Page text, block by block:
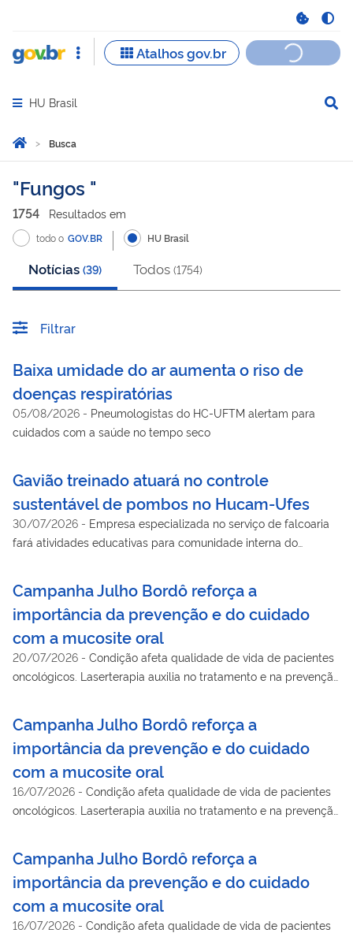
Abrir menu principal de navegação
HU Brasil
Você está aqui:
Página Inicial
Busca
Busca
Fungos
1754 Resultados em
todo o GOV.BR HU Brasil
Notícias (39) Todos (1754)
Filtrar
Baixa umidade do ar aumenta o riso de
doenças respiratórias
05/08/2026 - Pneumologistas do HC-UFTM alertam para
cuidados com a saúde no tempo seco
Gavião treinado atuará no controle
sustentável de pombos no Hucam-Ufes
30/07/2026 - Empresa especializada no serviço de falcoaria
fará atividades educativas para comunidade interna do
Campanha Julho Bordô reforça a
importância da prevenção e do cuidado
com a mucosite oral
20/07/2026 - Condição afeta qualidade de vida de pacientes
oncológicos. Laserterapia auxilia no tratamento e na prevenção
Campanha Julho Bordô reforça a
importância da prevenção e do cuidado
com a mucosite oral
16/07/2026 - Condição afeta qualidade de vida de pacientes
oncológicos. Laserterapia auxilia no tratamento e na prevenção
Campanha Julho Bordô reforça a
importância da prevenção e do cuidado
com a mucosite oral
16/07/2026 - Condição afeta qualidade de vida de pacientes